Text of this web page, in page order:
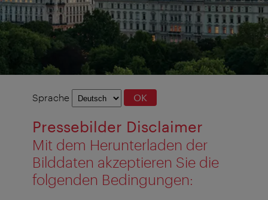
Sprachauswahl
Sprache OK
Pressebilder Disclaimer
Mit dem Herunterladen der
Bilddaten akzeptieren Sie die
folgenden Bedingungen: